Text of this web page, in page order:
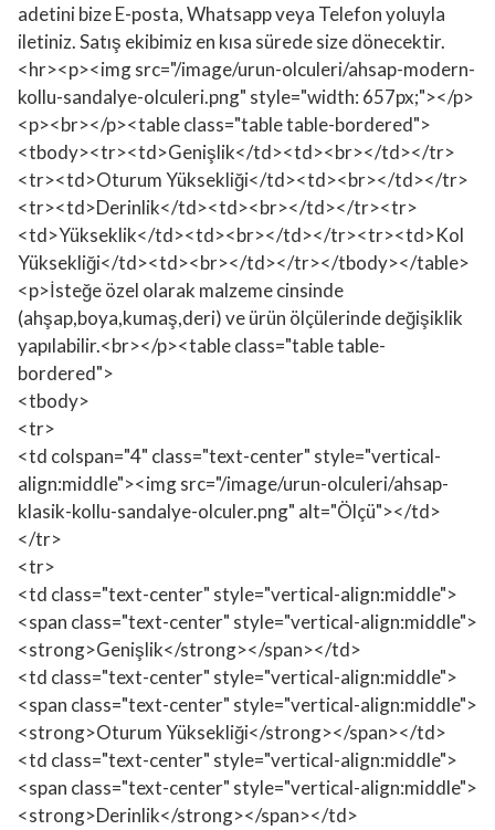
adetini bize E-posta, Whatsapp veya Telefon yoluyla
iletiniz. Satış ekibimiz en kısa sürede size dönecektir.
<hr><p><img src="/image/urun-olculeri/ahsap-modern-
kollu-sandalye-olculeri.png" style="width: 657px;"></p>
<p><br></p><table class="table table-bordered">
<tbody><tr><td>Genişlik</td><td><br></td></tr>
<tr><td>Oturum Yüksekliği</td><td><br></td></tr>
<tr><td>Derinlik</td><td><br></td></tr><tr>
<td>Yükseklik</td><td><br></td></tr><tr><td>Kol
Yüksekliği</td><td><br></td></tr></tbody></table>
<p>İsteğe özel olarak malzeme cinsinde
(ahşap,boya,kumaş,deri) ve ürün ölçülerinde değişiklik
yapılabilir.<br></p><table class="table table-
bordered">
<tbody>
<tr>
<td colspan="4" class="text-center" style="vertical-
align:middle"><img src="/image/urun-olculeri/ahsap-
klasik-kollu-sandalye-olculer.png" alt="Ölçü"></td>
</tr>
<tr>
<td class="text-center" style="vertical-align:middle">
<span class="text-center" style="vertical-align:middle">
<strong>Genişlik</strong></span></td>
<td class="text-center" style="vertical-align:middle">
<span class="text-center" style="vertical-align:middle">
<strong>Oturum Yüksekliği</strong></span></td>
<td class="text-center" style="vertical-align:middle">
<span class="text-center" style="vertical-align:middle">
<strong>Derinlik</strong></span></td>